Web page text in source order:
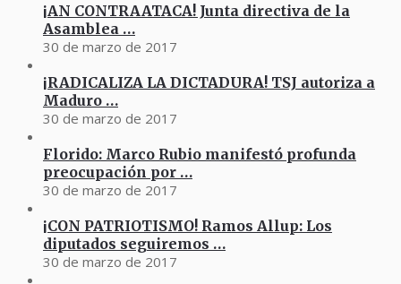
¡AN CONTRAATACA! Junta directiva de la
Asamblea …
30 de marzo de 2017
¡RADICALIZA LA DICTADURA! TSJ autoriza a
Maduro …
30 de marzo de 2017
Florido: Marco Rubio manifestó profunda
preocupación por …
30 de marzo de 2017
¡CON PATRIOTISMO! Ramos Allup: Los
diputados seguiremos …
30 de marzo de 2017